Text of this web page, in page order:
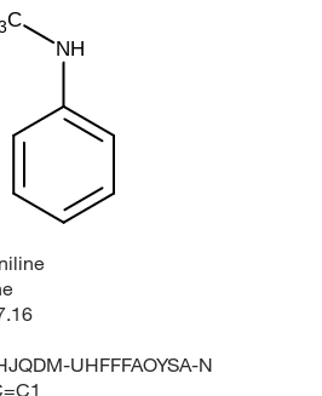
C
NH
UHFFFAOYSA-N